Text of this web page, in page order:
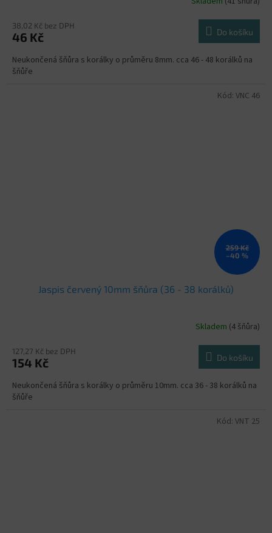
38,02 Kč bez DPH
46 Kč Do košíku
Neukončená šňůra s korálky o průměru 8mm. cca 46 - 48 korálků na
šňůře
259 Kč
–40 %
Jaspis červený 10mm šňůra (36 - 38 korálků)
produktu
je
z
5
Skladem (4 šňůra)
127,27 Kč bez DPH
154 Kč Do košíku
Neukončená šňůra s korálky o průměru 10mm. cca 36 - 38 korálků na
šňůře
Kód: VNC 46
Kód: VNT 25